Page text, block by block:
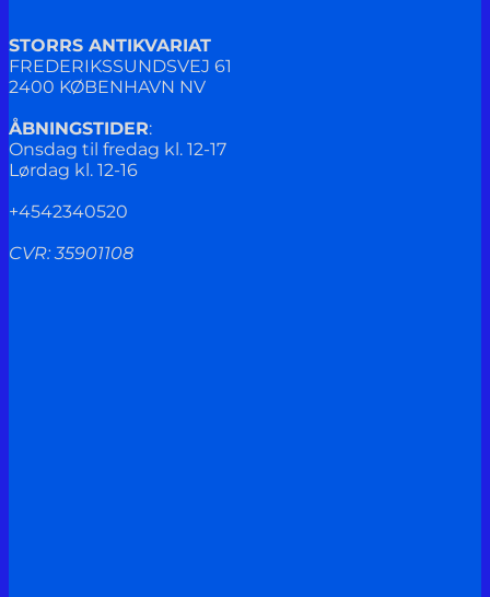
STORRS ANTIKVARIAT
FREDERIKSSUNDSVEJ 61
2400 KØBENHAVN NV
ÅBNINGSTIDER:
Onsdag til fredag kl. 12-17
Lørdag kl. 12-16
+4542340520
CVR: 35901108